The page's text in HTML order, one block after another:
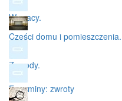
W pracy.
Części domu i pomieszczenia.
Zawody.
Egzaminy: zwroty